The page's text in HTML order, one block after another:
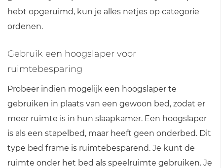
hebt opgeruimd, kun je alles netjes op categorie
ordenen.
Gebruik een hoogslaper voor
ruimtebesparing
Probeer indien mogelijk een hoogslaper te
gebruiken in plaats van een gewoon bed, zodat er
meer ruimte is in hun slaapkamer. Een hoogslaper
is als een stapelbed, maar heeft geen onderbed. Dit
type bed frame is ruimtebesparend. Je kunt de
ruimte onder het bed als speelruimte gebruiken. Je